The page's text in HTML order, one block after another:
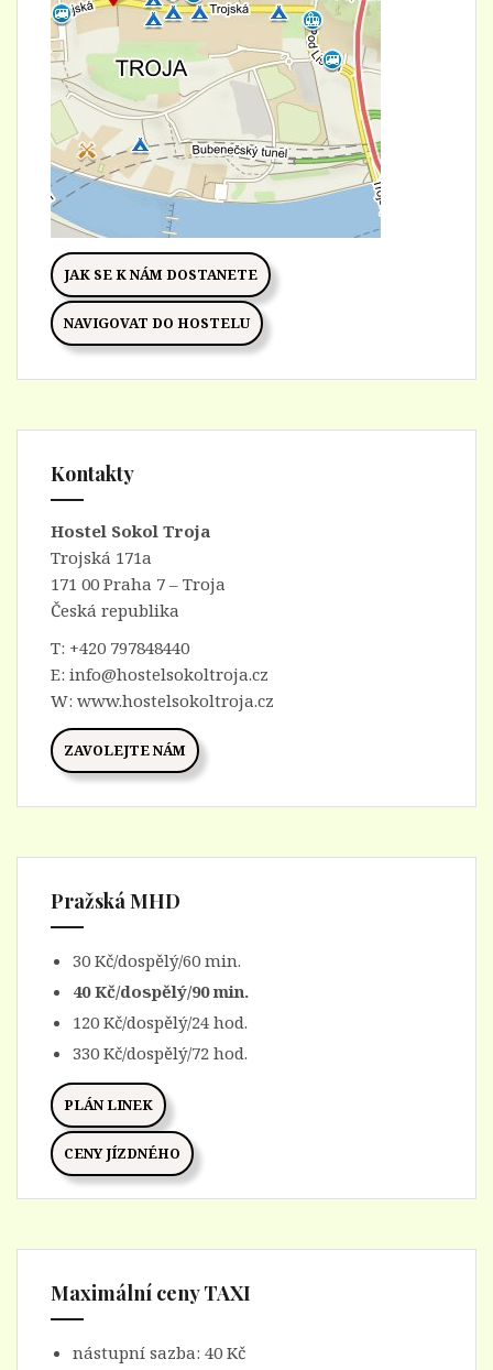
JAK SE K NÁM DOSTANETE
NAVIGOVAT DO HOSTELU
Kontakty
Hostel Sokol Troja
Trojská 171a
171 00 Praha 7 – Troja
Česká republika
T: +420 797848440
E: info@hostelsokoltroja.cz
W: www.hostelsokoltroja.cz
ZAVOLEJTE NÁM
Pražská MHD
30 Kč/dospělý/60 min.
40 Kč/dospělý/90 min.
120 Kč/dospělý/24 hod.
330 Kč/dospělý/72 hod.
PLÁN LINEK
CENY JÍZDNÉHO
Maximální ceny TAXI
nástupní sazba: 40 Kč